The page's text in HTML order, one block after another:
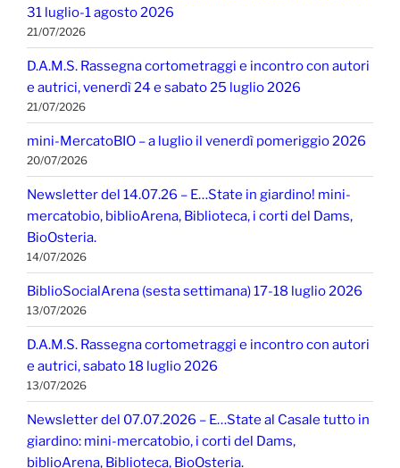
31 luglio-1 agosto 2026
21/07/2026
D.A.M.S. Rassegna cortometraggi e incontro con autori
e autrici, venerdì 24 e sabato 25 luglio 2026
21/07/2026
mini-MercatoBIO – a luglio il venerdì pomeriggio 2026
20/07/2026
Newsletter del 14.07.26 – E…State in giardino! mini-
mercatobio, biblioArena, Biblioteca, i corti del Dams,
BioOsteria.
14/07/2026
BiblioSocialArena (sesta settimana) 17-18 luglio 2026
13/07/2026
D.A.M.S. Rassegna cortometraggi e incontro con autori
e autrici, sabato 18 luglio 2026
13/07/2026
Newsletter del 07.07.2026 – E…State al Casale tutto in
giardino: mini-mercatobio, i corti del Dams,
biblioArena, Biblioteca, BioOsteria.